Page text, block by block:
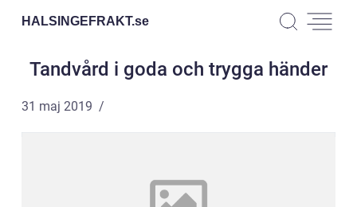
HALSINGEFRAKT.se
Tandvård i goda och trygga händer
31 maj 2019